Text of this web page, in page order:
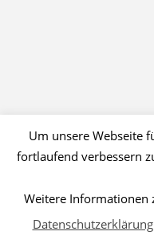
Um unsere Webseite
fortlaufend verbessern
Weitere Informationen
Datenschutzerklärung